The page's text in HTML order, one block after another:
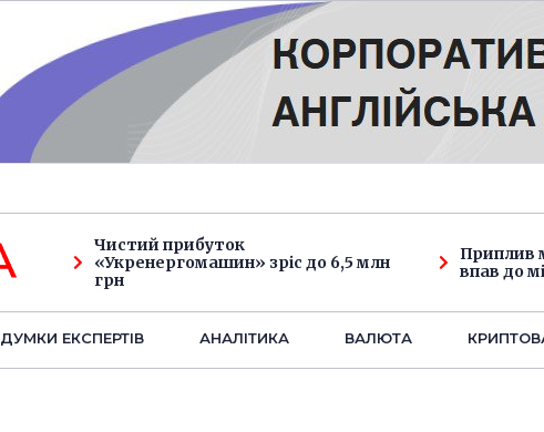
Чистий прибуток
«Укренергомашин» зріс до 6,5 млн
грн
Приплив
впав до
ДУМКИ ЕКСПЕРТIВ АНАЛIТИКА ВАЛЮТА